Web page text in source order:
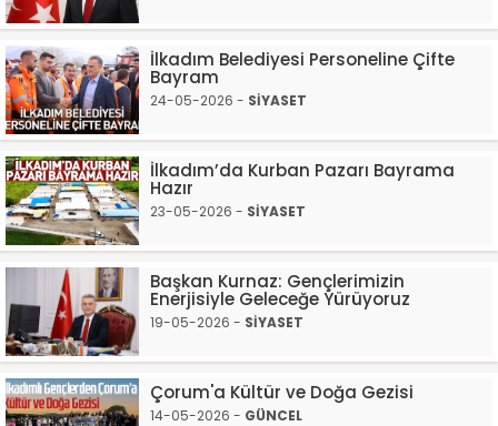
İlkadım Belediyesi Personeline Çifte
Bayram
24-05-2026 - SİYASET
İlkadım’da Kurban Pazarı Bayrama
Hazır
23-05-2026 - SİYASET
Başkan Kurnaz: Gençlerimizin
Enerjisiyle Geleceğe Yürüyoruz
19-05-2026 - SİYASET
Çorum'a Kültür ve Doğa Gezisi
14-05-2026 - GÜNCEL